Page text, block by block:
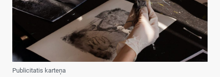
Publicitatis karteņa